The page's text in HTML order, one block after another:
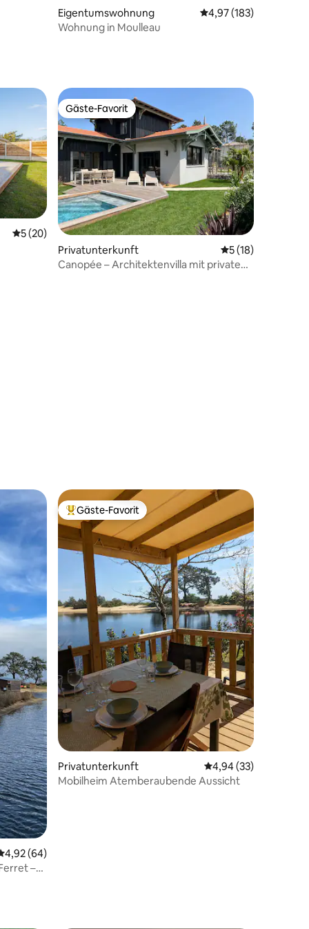
BewertungenEigentumswohnung Durchschnittliche
4,97 (183)
Wohnung in Moulleau
Bewertungen
Durchschnittliche Bewertung: 5 von 5, 20 Bewertungen
5 (20)
Gäste-Favorit
Gäste-Favorit
Privatunterkunft Durchschnittliche
5 (18)
Canopée – Architektenvilla mit privatem
Bewertungen
Bewertung: 4,92 von 5, 64 Bewertungen
4,92 (64)
–
Beliebter Gäste-Favorit.
Gäste-Favorit
Privatunterkunft Durchschnittliche
4,94 (33)
Mobilheim Atemberaubende Aussicht